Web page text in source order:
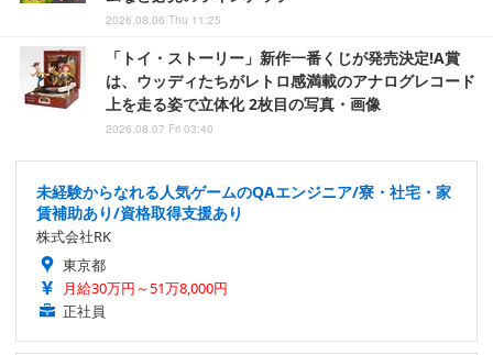
2026.08.06 Thu 11:25
「トイ・ストーリー」新作一番くじが発売決定!A賞
は、ウッディたちがレトロ感満載のアナログレコード
上を走る姿で立体化 2枚目の写真・画像
2026.08.07 Fri 03:40
未経験からなれる人気ゲームのQAエンジニア/寮・社宅・家
賃補助あり/資格取得支援あり
株式会社RK
東京都
月給30万円～51万8,000円
正社員